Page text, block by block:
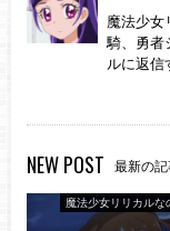
魔法少女
騎、勇者
ルに返信
NEW POST 最新の
魔法少女リリカルな